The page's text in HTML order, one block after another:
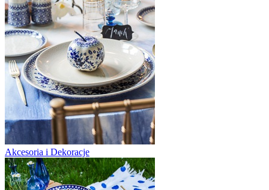
Akcesoria i Dekoracje